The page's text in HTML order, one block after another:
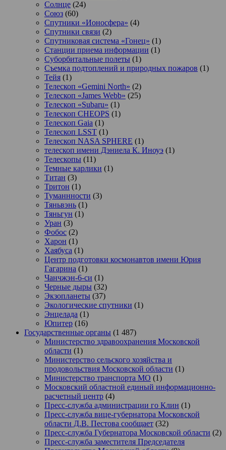
Солнце (24)
Союз (60)
Спутники «Ионосфера» (4)
Спутники связи (2)
Спутниковая система «Гонец» (1)
Станции приема информации (1)
Суборбитальные полеты (1)
Съемка подтоплений и природных пожаров (1)
Тейя (1)
Телескоп «Gemini North» (2)
Телескоп «James Webb» (25)
Телескоп «Subaru» (1)
Телескоп CHEOPS (1)
Телескоп Gaia (1)
Телескоп LSST (1)
Телескоп NASA SPHERE (1)
телескоп имени Дэниела К. Иноуэ (1)
Телескопы (11)
Темные карлики (1)
Титан (3)
Тритон (1)
Туманнности (3)
Тяньвэнь (1)
Тяньгун (1)
Уран (3)
Фобос (2)
Харон (1)
Хаябуса (1)
Центр подготовки космонавтов имени Юрия
Гагарина (1)
Чанчжэн-6-си (1)
Черные дыры (32)
Экзопланеты (37)
Экологические спутники (1)
Энцелада (1)
Юпитер (16)
Государственные органы (1 487)
Министерство здравоохранения Московской
области (1)
Министерство сельского хозяйства и
продовольствия Московской области (1)
Министерство транспорта МО (1)
Московский областной единый информационно-
расчетный центр (4)
Пресс-служба администрации го Клин (1)
Пресс-служба вице-губернатора Московской
области Д.В. Пестова сообщает (32)
Пресс-служба Губернатора Московской области (2)
Пресс-служба заместителя Председателя